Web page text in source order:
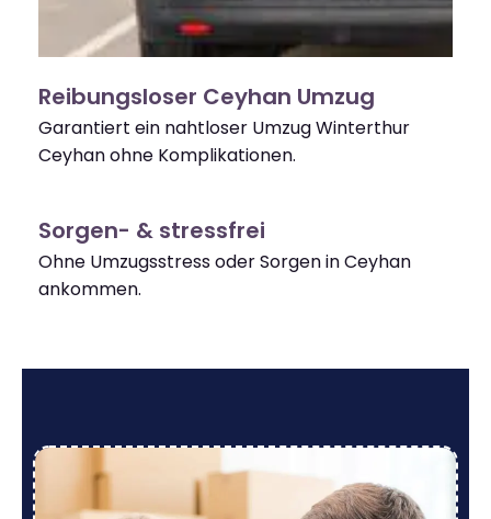
Reibungsloser Ceyhan Umzug
Garantiert ein nahtloser Umzug Winterthur
Ceyhan ohne Komplikationen.
Sorgen- & stressfrei
Ohne Umzugsstress oder Sorgen in Ceyhan
ankommen.